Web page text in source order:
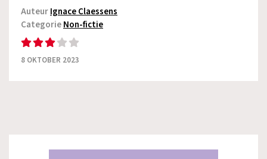
AuteurIgnace Claessens
CategorieNon-fictie
8 OKTOBER 2023